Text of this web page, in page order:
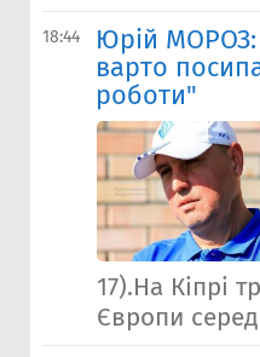
18:44
Юрій МОРОЗ:
варто
роботи"
17).На Кіпрі
Європи серед